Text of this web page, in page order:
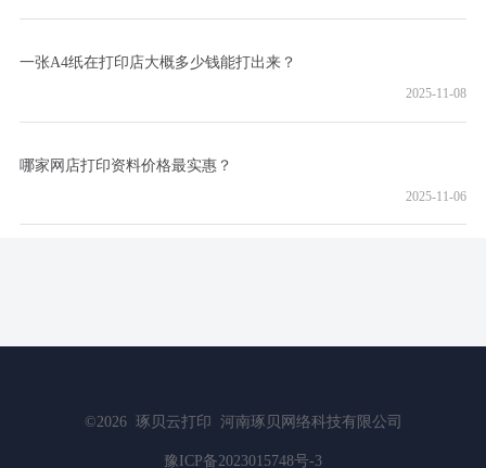
一张A4纸在打印店大概多少钱能打出来？
2025-11-08
哪家网店打印资料价格最实惠？
2025-11-06
©2026 琢贝云打印 河南琢贝网络科技有限公司
豫ICP备2023015748号-3